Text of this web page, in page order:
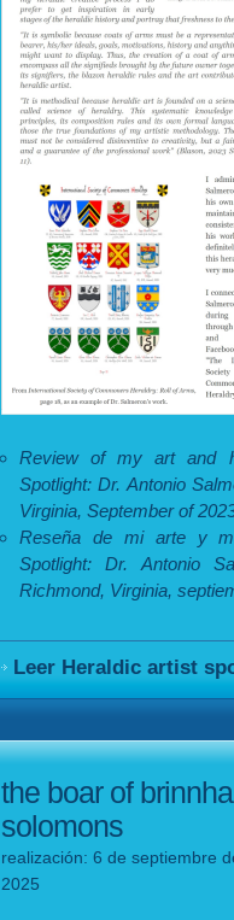
Review of my art and
Spotlight: Dr. Antonio
Virginia, September of
Reseña de mi arte y
Spotlight: Dr. Antonio
Richmond, Virginia,
Leer Heraldic artist
the boar of
solomons
realización: 6 de septiembre
2025